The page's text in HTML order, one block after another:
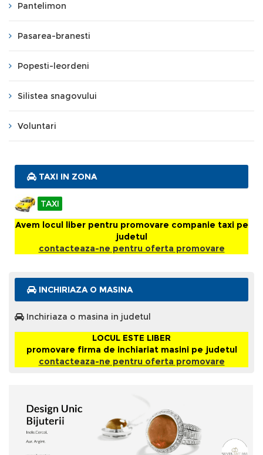
Pantelimon
Pasarea-branesti
Popesti-leordeni
Silistea snagovului
Voluntari
TAXI IN ZONA
TAXI
Avem locul liber pentru promovare companie taxi pe
judetul
contacteaza-ne pentru oferta promovare
INCHIRIAZA O MASINA
Inchiriaza o masina in judetul
LOCUL ESTE LIBER
promovare firma de inchiariat masini pe judetul
contacteaza-ne pentru oferta promovare